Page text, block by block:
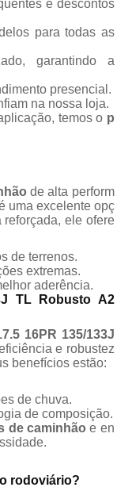
e descontos
para todas as
garantindo a
presencial.
na nossa loja.
temos o p
de alta perform
uma excelente opç
ele ofere
de terrenos.
extremas.
aderência.
TL Robusto A2
16PR 135/133J
e robustez
benefícios estão:
de chuva.
de composição.
de caminhão e en
rodoviário?